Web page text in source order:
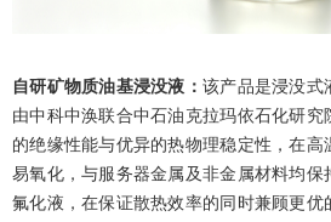
自研矿物质油基浸没液：该产品是浸没式
由中科中涣联合中石油克拉玛依石化研
的绝缘性能与优异的热物理稳定性，在
易氧化，与服务器金属及非金属材料均
氟化液，在保证散热效率的同时兼顾更